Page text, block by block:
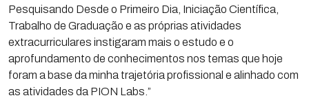
Pesquisando Desde o Primeiro Dia, Iniciação Científica,
Trabalho de Graduação e as próprias atividades
extracurriculares instigaram mais o estudo e o
aprofundamento de conhecimentos nos temas que hoje
foram a base da minha trajetória profissional e alinhado com
as atividades da PION Labs.”